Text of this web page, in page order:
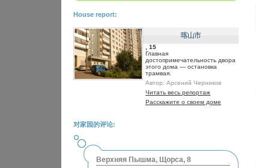
House report:
喀山市
, 15
Главная
достопримечательность двора
этого дома — остановка
трамвая.
Автор: Арсений Черников
Читать весь репортаж
Расскажите о своем доме
对家园的评论:
Верхняя Пышма, Щорса, 8